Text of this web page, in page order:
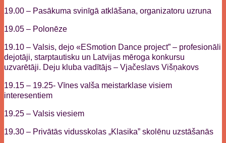
19.00 – Pasākuma svinīgā atklāšana, organizatoru uzruna
19.05 – Polonēze
19.10 – Valsis, dejo «ESmotion Dance project” – profesionāli
dejotāji, starptautisku un Latvijas mēroga konkursu
uzvarētāji. Deju kluba vadītājs – Vjačeslavs Višņakovs
19.15 – 19.25- Vīnes valša meistarklase visiem
interesentiem
19.25 – Valsis viesiem
19.30 – Privātās vidusskolas „Klasika” skolēnu uzstāšanās